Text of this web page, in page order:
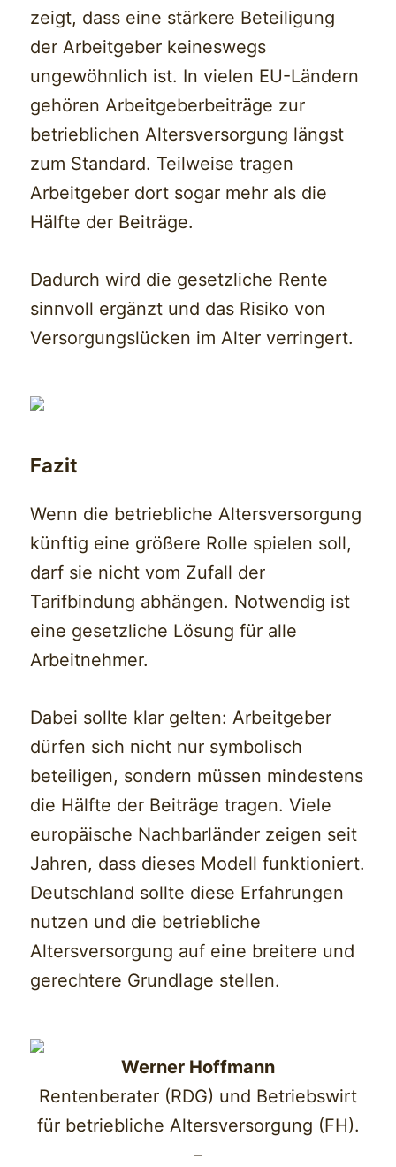
zeigt, dass eine stärkere Beteiligung
der Arbeitgeber keineswegs
ungewöhnlich ist. In vielen EU-Ländern
gehören Arbeitgeberbeiträge zur
betrieblichen Altersversorgung längst
zum Standard. Teilweise tragen
Arbeitgeber dort sogar mehr als die
Hälfte der Beiträge.
Dadurch wird die gesetzliche Rente
sinnvoll ergänzt und das Risiko von
Versorgungslücken im Alter verringert.
Fazit
Wenn die betriebliche Altersversorgung
künftig eine größere Rolle spielen soll,
darf sie nicht vom Zufall der
Tarifbindung abhängen. Notwendig ist
eine gesetzliche Lösung für alle
Arbeitnehmer.
Dabei sollte klar gelten: Arbeitgeber
dürfen sich nicht nur symbolisch
beteiligen, sondern müssen mindestens
die Hälfte der Beiträge tragen. Viele
europäische Nachbarländer zeigen seit
Jahren, dass dieses Modell funktioniert.
Deutschland sollte diese Erfahrungen
nutzen und die betriebliche
Altersversorgung auf eine breitere und
gerechtere Grundlage stellen.
Werner Hoffmann
Rentenberater (RDG) und Betriebswirt
für betriebliche Altersversorgung (FH).
–